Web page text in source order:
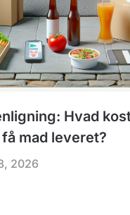
Hvad
mad leveret?
2026